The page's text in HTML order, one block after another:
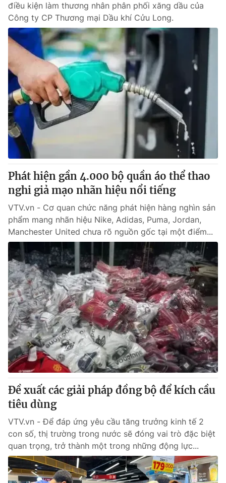
điều kiện làm thương nhân phân phối xăng dầu của
Công ty CP Thương mại Dầu khí Cửu Long.
Phát hiện gần 4.000 bộ quần áo thể thao
nghi giả mạo nhãn hiệu nổi tiếng
VTV.vn - Cơ quan chức năng phát hiện hàng nghìn sản
phẩm mang nhãn hiệu Nike, Adidas, Puma, Jordan,
Manchester United chưa rõ nguồn gốc tại một điểm...
Đề xuất các giải pháp đồng bộ để kích cầu
tiêu dùng
VTV.vn - Để đáp ứng yêu cầu tăng trưởng kinh tế 2
con số, thị trường trong nước sẽ đóng vai trò đặc biệt
quan trọng, trở thành một trong những động lực...